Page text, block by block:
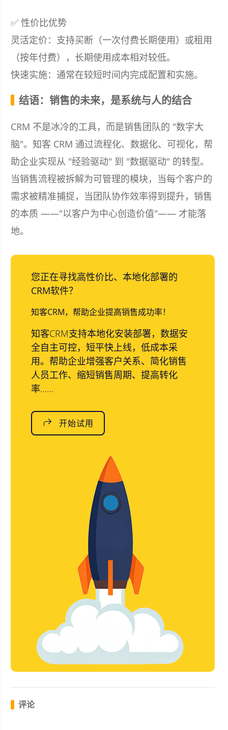
✅ 性价比优势
灵活定价：支持买断（一次付费长期使用）或租用
（按年付费），长期使用成本相对较低。
快速实施：通常在较短时间内完成配置和实施。
结语：销售的未来，是系统与人的结合
CRM 不是冰冷的工具，而是销售团队的 "数字大
脑"。知客 CRM 通过流程化、数据化、可视化，帮
助企业实现从 "经验驱动" 到 "数据驱动" 的转型。
当销售流程被拆解为可管理的模块，当每个客户的
需求被精准捕捉，当团队协作效率得到提升，销售
的本质 ——"以客户为中心创造价值"—— 才能落
地。
您正在寻找高性价比、本地化部署的
CRM软件？
知客CRM，帮助企业提高销售成功率！
知客CRM支持本地化安装部署，数据安
全自主可控，短平快上线，低成本采
用。帮助企业增强客户关系、简化销售
人员工作、缩短销售周期、提高转化
率……
开始试用
评论